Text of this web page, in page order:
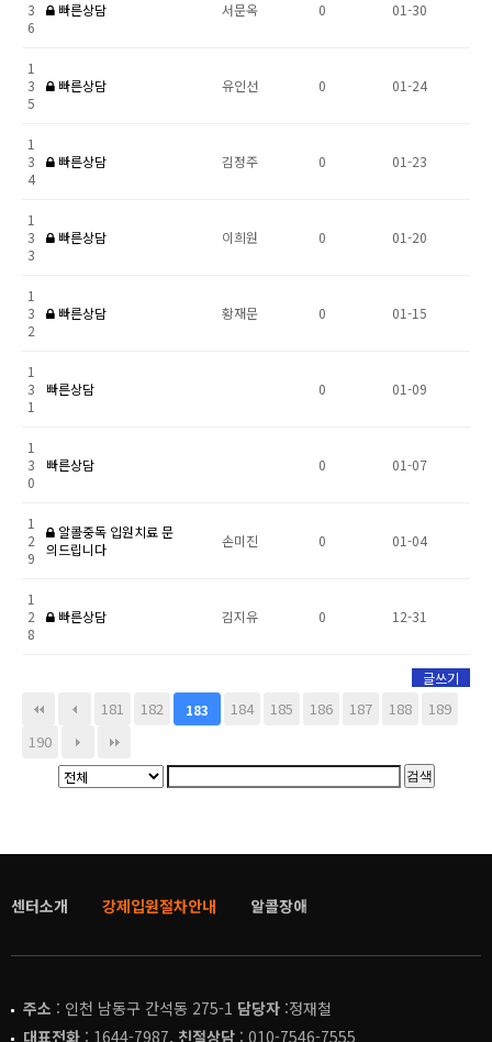
3
6
빠른상담 서문옥 0 01-30
1
3
5
빠른상담 유인선 0 01-24
1
3
4
빠른상담 김정주 0 01-23
1
3
3
빠른상담 이희원 0 01-20
1
3
2
빠른상담 황재문 0 01-15
1
3
1
빠른상담 0 01-09
1
3
0
빠른상담 0 01-07
1
2
9
알콜중독 입원치료 문
의드립니다
손미진 0 01-04
1
2
8
빠른상담 김지유 0 12-31
글쓰기
181 182 183 184 185 186 187 188
189
190
검색
센터소개 강제입원절차안내 알콜장애
주소 : 인천 남동구 간석동 275-1 담당자 :정재철
대표전화 : 1644-7987, 친절상담 : 010-7546-7555